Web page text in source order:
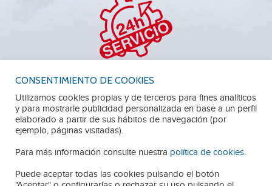
TRABAJA CON NOSOTROS AVISO LEGAL
POLÍTICA DE PRIVACIDAD POLÍTICA DE COOKIES
CONSENTIMIENTO DE COOKIES
Utilizamos cookies propias y de terceros para fines analíticos
y para mostrarle publicidad personalizada en base a un perfil
elaborado a partir de sus hábitos de navegación (por
ejemplo, páginas visitadas).
Para más información consulte nuestra política de cookies.
Puede aceptar todas las cookies pulsando el botón